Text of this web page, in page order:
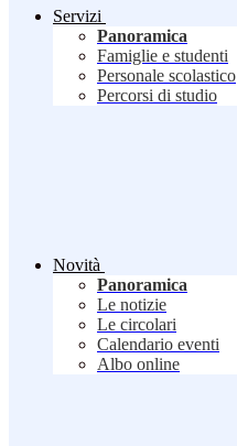
Servizi
Panoramica
Famiglie e studenti
Personale scolastico
Percorsi di studio
Novità
Panoramica
Le notizie
Le circolari
Calendario eventi
Albo online